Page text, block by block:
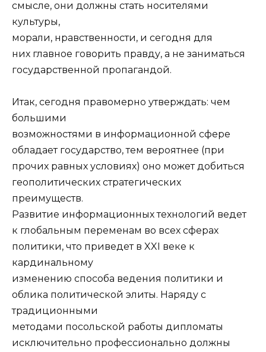
смысле, они должны стать носителями
культуры,
морали, нравственности, и сегодня для
них главное говорить правду, а не заниматься
государственной пропагандой.
Итак, сегодня правомерно утверждать: чем
большими
возможностями в информационной сфере
обладает государство, тем вероятнее (при
прочих равных условиях) оно может добиться
геополитических стратегических
преимуществ.
Развитие информационных технологий ведет
к глобальным переменам во всех сферах
политики, что приведет в XXI веке к
кардинальному
изменению способа ведения политики и
облика политической элиты. Наряду с
традиционными
методами посольской работы дипломаты
исключительно профессионально должны